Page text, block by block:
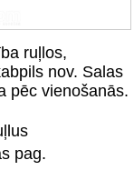
ruļlos,
nov. Salas
pēc vienošanās.
pag.